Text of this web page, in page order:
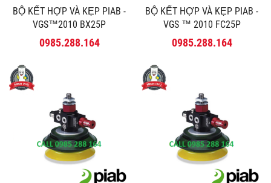
BỘ KẾT HỢP VÀ KẸP PIAB -
VGS™2010 BX25P
0985.288.164
BỘ KẾT HỢP VÀ KẸP PIAB -
VGS ™ 2010 FC25P
0985.288.164